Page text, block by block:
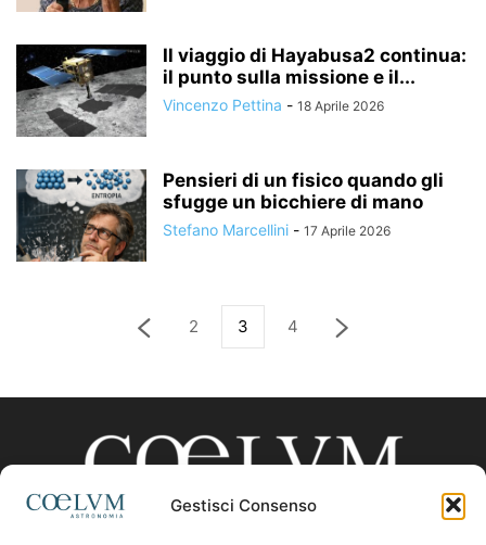
Gestisci Consenso
Il viaggio di Hayabusa2 continua:
il punto sulla missione e il...
Vincenzo Pettina - 18 Aprile 2026
Pensieri di un fisico quando gli
sfugge un bicchiere di mano
Stefano Marcellini - 17 Aprile 2026
2 3 4